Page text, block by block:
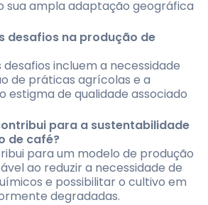
sua ampla adaptação geográfica
desafios na produção de
desafios incluem a necessidade
de práticas agrícolas e a
estigma de qualidade associado
para a sustentabilidade
de café?
para um modelo de produção
ao reduzir a necessidade de
e possibilitar o cultivo em
degradadas.